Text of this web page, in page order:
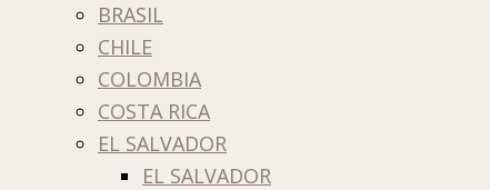
BRASIL
CHILE
COLOMBIA
COSTA RICA
EL SALVADOR
EL SALVADOR